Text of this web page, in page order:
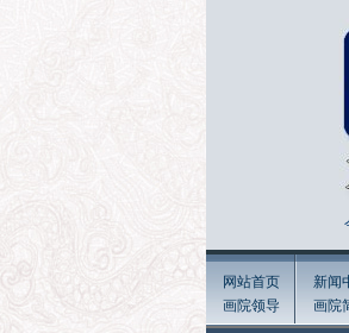
网站首页
画院领导
新闻
画院